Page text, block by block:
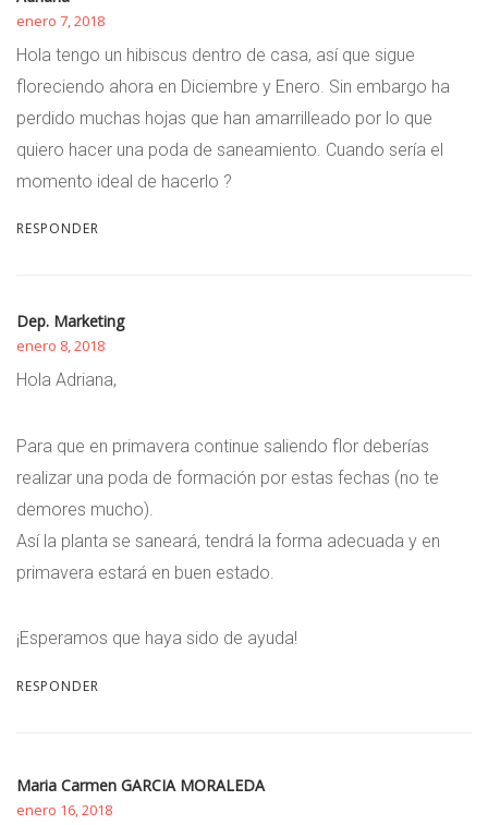
enero 7, 2018
Hola tengo un hibiscus dentro de casa, así que sigue
floreciendo ahora en Diciembre y Enero. Sin embargo ha
perdido muchas hojas que han amarrilleado por lo que
quiero hacer una poda de saneamiento. Cuando sería el
momento ideal de hacerlo ?
RESPONDER
Dep. Marketing
enero 8, 2018
Hola Adriana,
Para que en primavera continue saliendo flor deberías
realizar una poda de formación por estas fechas (no te
demores mucho).
Así la planta se saneará, tendrá la forma adecuada y en
primavera estará en buen estado.
¡Esperamos que haya sido de ayuda!
RESPONDER
Maria Carmen GARCIA MORALEDA
enero 16, 2018